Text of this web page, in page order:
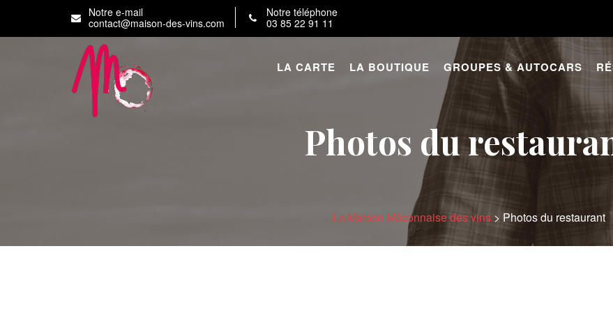
Notre e-mail
contact@maison-des-vins.com
Notre téléphone
03 85 22 91 11
LA CARTE LA BOUTIQUE GROUPES & AUTOCARS
Photos du
La Maison Mâconnaise des vins > Photos du restaurant